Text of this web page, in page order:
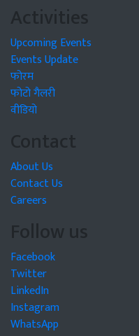
Activities
Upcoming Events
Events Update
फोरम
फोटो गैलरी
वीडियो
Contact
About Us
Contact Us
Careers
Follow us
Facebook
Twitter
LinkedIn
Instagram
WhatsApp